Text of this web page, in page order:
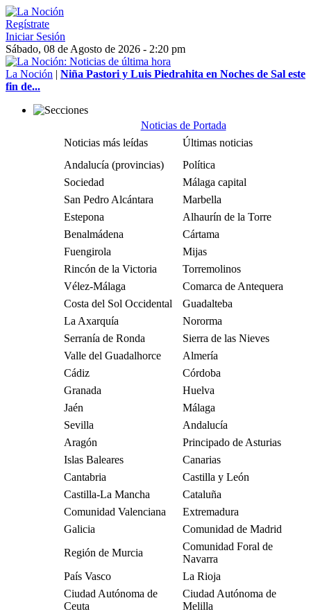
Regístrate
Iniciar Sesión
Sábado, 08 de Agosto de 2026 - 2:20 pm
La Noción | Niña Pastori y Luis Piedrahita en Noches de Sal este
fin de...
Noticias de Portada
Noticias más leídas
Últimas noticias
Andalucía (provincias)
Política
Sociedad
Málaga capital
San Pedro Alcántara
Marbella
Estepona
Alhaurín de la Torre
Benalmádena
Cártama
Fuengirola
Mijas
Rincón de la Victoria
Torremolinos
Vélez-Málaga
Comarca de Antequera
Costa del Sol Occidental
Guadalteba
La Axarquía
Nororma
Serranía de Ronda
Sierra de las Nieves
Valle del Guadalhorce
Almería
Cádiz
Córdoba
Granada
Huelva
Jaén
Málaga
Sevilla
Andalucía
Aragón
Principado de Asturias
Islas Baleares
Canarias
Cantabria
Castilla y León
Castilla-La Mancha
Cataluña
Comunidad Valenciana
Extremadura
Galicia
Comunidad de Madrid
Región de Murcia
Comunidad Foral de
Navarra
País Vasco
La Rioja
Ciudad Autónoma de
Ceuta
Ciudad Autónoma de
Melilla